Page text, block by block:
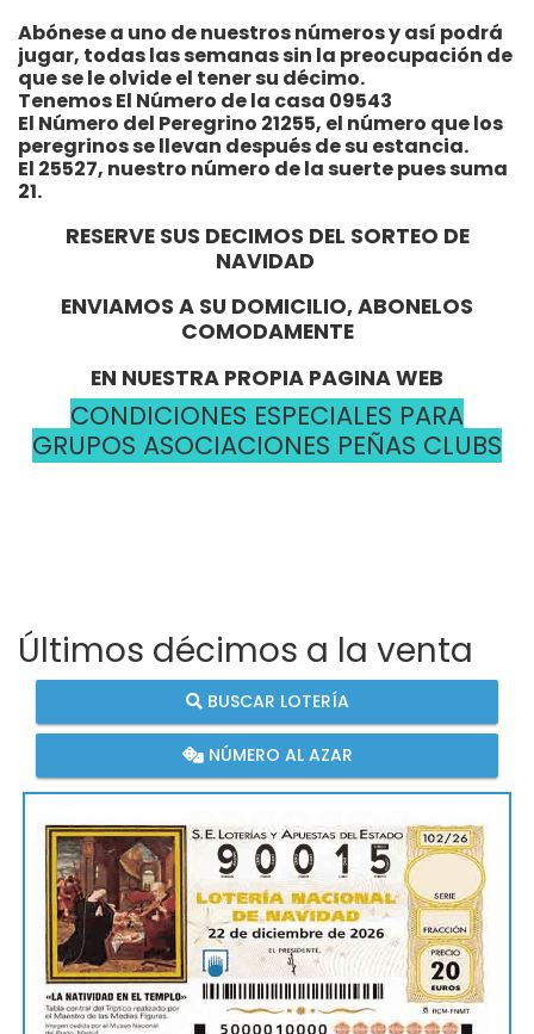
Abónese a uno de nuestros números y así podrá
jugar, todas las semanas sin la preocupación de
que se le olvide el tener su décimo.
Tenemos El Número de la casa 09543
El Número del Peregrino 21255, el número que los
peregrinos se llevan después de su estancia.
El 25527, nuestro número de la suerte pues suma
21.
RESERVE SUS DECIMOS DEL SORTEO DE
NAVIDAD
ENVIAMOS A SU DOMICILIO, ABONELOS
COMODAMENTE
EN NUESTRA PROPIA PAGINA WEB
CONDICIONES ESPECIALES PARA
GRUPOS ASOCIACIONES PEÑAS CLUBS
Últimos décimos a la venta
BUSCAR LOTERÍA
NÚMERO AL AZAR